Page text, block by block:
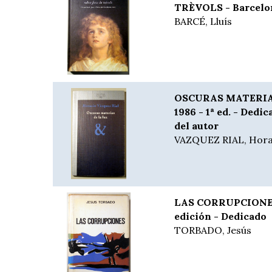
TRÈVOLS -
BARCÉ, Lluís
OSCURAS
1986 - 1ª ed. -
del autor
VAZQUEZ RIAL,
LAS
edición - Dedicado
TORBADO, Jesús